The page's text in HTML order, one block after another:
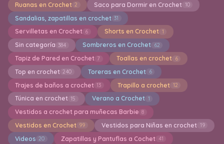
Ruanas en Crochet 2 Saco para Dormir en Crochet 10
Sandalias, zapatillas en crochet 31
Servilletas en Crochet 6 Shorts en Crochet 1
Sin categoría 384 Sombreros en Crochet 62
Tapiz de Pared en Crochet 7 Toallas en crochet 6
Top en crochet 240 Toreras en Crochet 6
Trajes de baños a crochet 13 Trapillo a crochet 12
Túnica en crochet 15 Verano a Crochet 1
Vestidos a crochet para muñecas Barbie 8
Vestidos en Crochet 99 Vestidos para Niñas en crochet 19
Videos 20 Zapatillas y Pantuflas a Cochet 41